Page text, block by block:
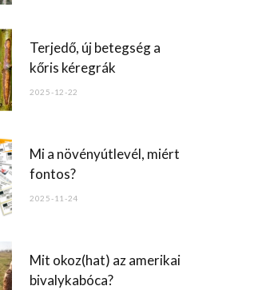
Terjedő, új betegség a
kőris kéregrák
2025-12-22
Mi a növényútlevél, miért
fontos?
2025-11-24
Mit okoz(hat) az amerikai
bivalykabóca?